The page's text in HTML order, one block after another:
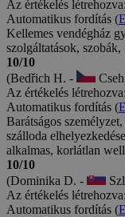
Az értékelés
Automatikus fordítás (
Kellemes vendégház
szolgáltatások,
10/10
(Bedřich H. -
Az értékelés
Automatikus fordítás (
Barátságos
szálloda
alkalmas, korlátlan
10/10
(Dominika D. -
Az értékelés
Automatikus fordítás (